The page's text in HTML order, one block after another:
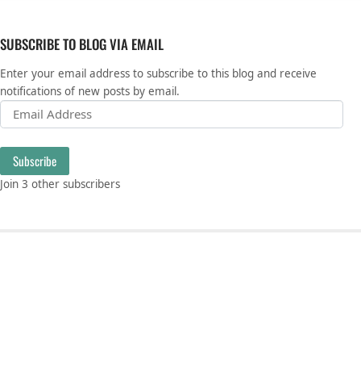
SUBSCRIBE TO BLOG VIA EMAIL
Enter your email address to subscribe to this blog and receive
notifications of new posts by email.
Email Address
Subscribe
Join 3 other subscribers